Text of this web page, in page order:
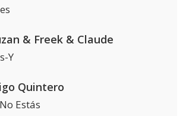
& Freek & Claude
Y
Quintero
Estás